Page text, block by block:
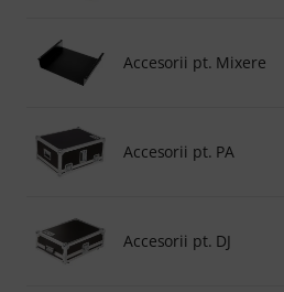
Accesorii pt. Mixere
Accesorii pt. PA
Accesorii pt. DJ